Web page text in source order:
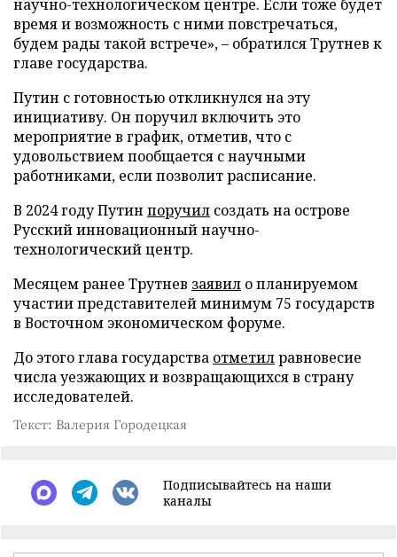
научно-технологическом центре. Если тоже будет
время и возможность с ними повстречаться,
будем рады такой встрече», – обратился Трутнев к
главе государства.
Путин с готовностью откликнулся на эту
инициативу. Он поручил включить это
мероприятие в график, отметив, что с
удовольствием пообщается с научными
работниками, если позволит расписание.
В 2024 году Путин поручил создать на острове
Русский инновационный научно-
технологический центр.
Месяцем ранее Трутнев заявил о планируемом
участии представителей минимум 75 государств
в Восточном экономическом форуме.
До этого глава государства отметилравновесие
числа уезжающих и возвращающихся в страну
исследователей.
Текст: Валерия Городецкая
Подписывайтесь на наши
каналы